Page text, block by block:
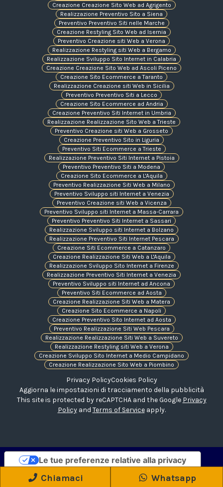
Creazione Creazione Sito Web ad Agrigento
Realizzazione Preventivo Sito a Siena
Preventivo Preventivo Siti nelle Marche
Creazione Restyling Sito Web ad Isernia
Preventivo Creazione siti Web a Verona
Realizzazione Restyling siti Web a Bergamo
Realizzazione Sviluppo Sito Internet in Calabria
Creazione Creazione Sito Web ad Ascoli Piceno
Creazione Sito Ecommerce a Taranto
Realizzazione Creazione siti Web in Sicilia
Preventivo Preventivo Siti a Lecco
Creazione Sito Ecommerce ad Andria
Creazione Preventivo Siti Internet in Umbria
Realizzazione Realizzazione Sito Web a Trieste
Preventivo Creazione siti Web a Grosseto
Creazione Preventivo Sito in Liguria
Preventivo Siti Ecommerce a Trieste
Realizzazione Preventivo Siti Internet a Pistoia
Preventivo Preventivo Siti a Modena
Creazione Sito Ecommerce a L'Aquila
Preventivo Realizzazione Siti Web a Milano
Preventivo Sviluppo siti Internet a Venezia
Preventivo Creazione siti Web a Vicenza
Preventivo Sviluppo siti Internet a Massa-Carrara
Preventivo Preventivo Siti Internet a Sassari
Realizzazione Sviluppo siti Internet a Bolzano
Realizzazione Preventivo Siti Internet Pescara
Creazione Siti Ecommerce a Catanzaro
Creazione Realizzazione Siti Web a L'Aquila
Realizzazione Sviluppo Sito Internet a Firenze
Realizzazione Preventivo Siti Internet a Venezia
Preventivo Sviluppo siti Internet ad Ancona
Preventivo Siti Ecommerce ad Aosta
Creazione Realizzazione Siti Web a Matera
Creazione Sito Ecommerce a Napoli
Creazione Preventivo Sito Internet ad Aosta
Preventivo Realizzazione Siti Web Pescara
Realizzazione Realizzazione Siti Web a Suvereto
Realizzazione Restyling siti Web a Verona
Creazione Sviluppo Sito Internet a Medio Campidano
Creazione Realizzazione Sito Web a Piombino
Privacy PolicyCookies Policy
Aggiorna le impostazioni di tracciamento della pubblicità
This site is protected by reCAPTCHA and the Google Privacy
Policyand Terms of Serviceapply.
Chiamaci Whatsapp
Informativa sulla raccolta
Le tue preferenze relative alla privacy